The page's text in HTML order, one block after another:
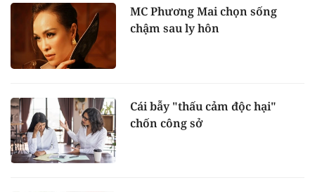
MC Phương Mai chọn sống
chậm sau ly hôn
Cái bẫy "thấu cảm độc hại"
chốn công sở